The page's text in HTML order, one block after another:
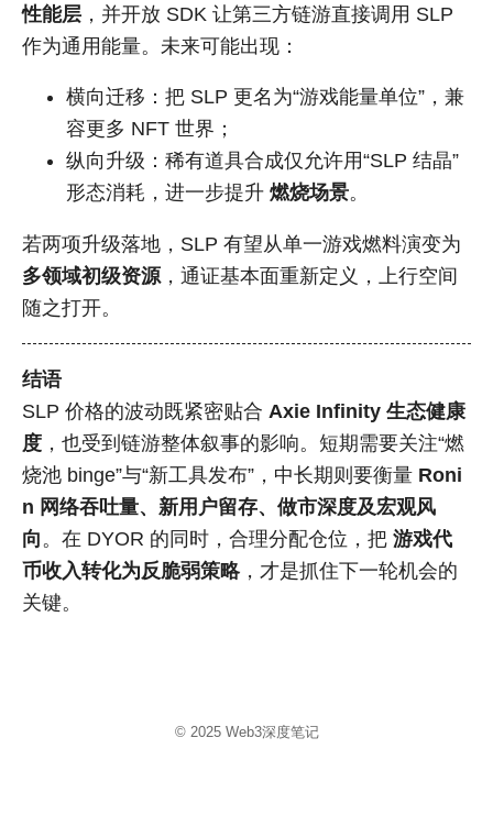
性能层 ，并开放 SDK 让第三方链游直接调用 SLP
作为通用能量。未来可能出现：
横向迁移：把 SLP 更名为“游戏能量单位”，兼
容更多 NFT 世界；
纵向升级：稀有道具合成仅允许用“SLP 结晶”
形态消耗，进一步提升 燃烧场景。
若两项升级落地，SLP 有望从单一游戏燃料演变为
多领域初级资源 ，通证基本面重新定义，上行空间
随之打开。
结语
SLP 价格的波动既紧密贴合 Axie Infinity 生态健康
度 ，也受到链游整体叙事的影响。短期需要关注“燃
烧池 binge”与“新工具发布”，中长期则要衡量 Roni
n 网络吞吐量、新用户留存、做市深度及宏观风
向 。在 DYOR 的同时，合理分配仓位，把 游戏代
币收入转化为反脆弱策略 ，才是抓住下一轮机会的
关键。
© 2025 Web3深度笔记